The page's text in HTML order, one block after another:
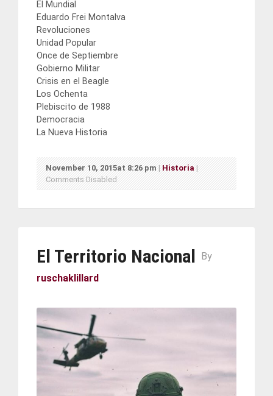
El Mundial
Eduardo Frei Montalva
Revoluciones
Unidad Popular
Once de Septiembre
Gobierno Militar
Crisis en el Beagle
Los Ochenta
Plebiscito de 1988
Democracia
La Nueva Historia
November 10, 2015at 8:26 pm | Historia |
Comments Disabled
El Territorio Nacional
By
ruschaklillard